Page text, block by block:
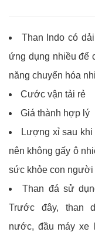
Than Indo có
ứng dụng nhiều để
năng chuyển hóa
Cước vận tải rẻ
Giá thành hợp lý
Lượng xỉ sau khi
nên không gấy ô
sức khỏe con người
Than đá sử
Trước đây, than
nước, đầu máy xe